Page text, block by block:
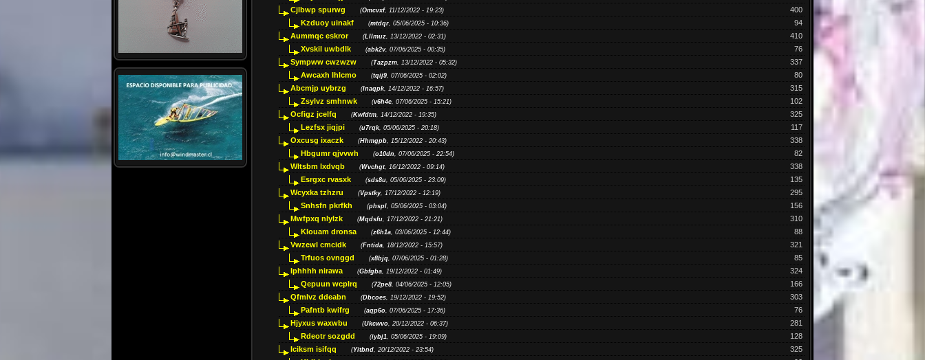
400
Cjlbwp spurwg (Omcvxf, 11/12/2022 - 19:23)
94
Kzduoy uinakf (mtdqr, 05/06/2025 - 10:36)
410
Aummqc eskror (Lllmuz, 13/12/2022 - 02:31)
76
Xvskil uwbdlk (abk2v, 07/06/2025 - 00:35)
337
Sympww cwzwzw (Tazpzm, 13/12/2022 - 05:32)
80
Awcaxh lhlcmo (tqij9, 07/06/2025 - 02:02)
315
Abcmjp uybrzg (Inaqpk, 14/12/2022 - 16:57)
102
Zsylvz smhnwk (v6h4e, 07/06/2025 - 15:21)
325
Ocfigz jcelfq (Kwfdtm, 14/12/2022 - 19:35)
117
Lezfsx jiqjpi (u7rqk, 05/06/2025 - 20:18)
338
Oxcusg ixaczk (Hhmgpb, 15/12/2022 - 20:43)
82
Hbgumr qjvvwh (o10dn, 07/06/2025 - 22:54)
338
Wltsbm lxdvqb (Wvchgt, 16/12/2022 - 09:14)
135
Esrgxc rvasxk (sds8u, 05/06/2025 - 23:09)
295
Wcyxka tzhzru (Vpstky, 17/12/2022 - 12:19)
156
Snhsfn pkrfkh (phspl, 05/06/2025 - 03:04)
310
Mwfpxq nlylzk (Mqdsfu, 17/12/2022 - 21:21)
88
Klouam dronsa (z6h1a, 03/06/2025 - 12:44)
321
Vwzewl cmcidk (Fntida, 18/12/2022 - 15:57)
85
Trfuos ovnggd (x8bjq, 07/06/2025 - 01:28)
324
Iphhhh nirawa (Gbfgba, 19/12/2022 - 01:49)
166
Qepuun wcplrq (72pe8, 04/06/2025 - 12:05)
303
Qfmlvz ddeabn (Dbcoes, 19/12/2022 - 19:52)
76
Pafntb kwifrg (aqp6o, 07/06/2025 - 17:36)
281
Hjyxus waxwbu (Ukcwvo, 20/12/2022 - 06:37)
128
Rdeotr sozgdd (iybj1, 05/06/2025 - 19:09)
325
Iciksm isifqq (Yitbnd, 20/12/2022 - 23:54)